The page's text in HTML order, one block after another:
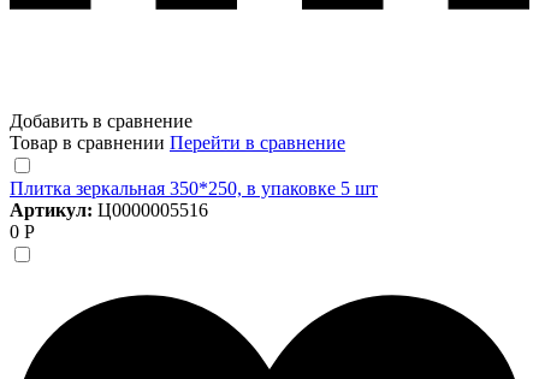
Добавить в сравнение
Товар в сравнении Перейти в сравнение
Плитка зеркальная 350*250, в упаковке 5 шт
Артикул: Ц0000005516
0 Р